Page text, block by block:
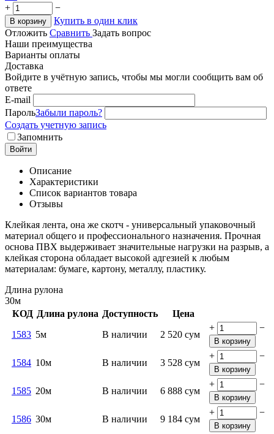
+ −
В корзину
Купить в один клик
Отложить Сравнить Задать вопрос
Наши преимущества
Варианты оплаты
Доставка
Войдите в учётную запись, чтобы мы могли сообщить вам об
ответе
E-mail
ПарольЗабыли пароль?
Создать учетную запись
Запомнить
Войти
Описание
Характеристики
Список вариантов товара
Отзывы
Клейкая лента, она же скотч - универсальный упаковочный
материал общего и профессионального назначения. Прочная
основа ПВХ выдерживает значительные нагрузки на разрыв, а
клейкая сторона обладает высокой адгезией к любым
материалам: бумаге, картону, металлу, пластику.
Длина рулона
30м
КОД Длина рулона Доступность
Цена
1583 5м В наличии 2 520 сум
+ −
В корзину
1584 10м В наличии 3 528 сум
+ −
В корзину
1585 20м В наличии 6 888 сум
+ −
В корзину
1586 30м В наличии 9 184 сум
+ −
В корзину